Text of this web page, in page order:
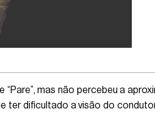
mas não percebeu a
ter dificultado a visão do